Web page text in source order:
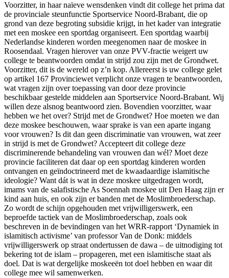
Voorzitter, in haar naïeve wensdenken vindt dit college het prima dat
de provinciale steunfunctie Sportservice Noord-Brabant, die op
grond van deze begroting subsidie krijgt, in het kader van integratie
met een moskee een sportdag organiseert. Een sportdag waarbij
Nederlandse kinderen worden meegenomen naar de moskee in
Roosendaal. Vragen hierover van onze PVV-fractie weigert uw
college te beantwoorden omdat in strijd zou zijn met de Grondwet.
Voorzitter, dit is de wereld op z’n kop. Allereerst is uw college gelet
op artikel 167 Provinciewet verplicht onze vragen te beantwoorden,
wat vragen zijn over toepassing van door deze provincie
beschikbaar gestelde middelen aan Sportservice Noord-Brabant. Wij
willen deze alsnog beantwoord zien. Bovendien voorzitter, waar
hebben we het over? Strijd met de Grondwet? Hoe moeten we dan
deze moskee beschouwen, waar sprake is van een aparte ingang
voor vrouwen? Is dit dan geen discriminatie van vrouwen, wat zeer
in strijd is met de Grondwet? Accepteert dit college deze
discriminerende behandeling van vrouwen dan wél? Moet deze
provincie faciliteren dat daar op een sportdag kinderen worden
ontvangen en geïndoctrineerd met de kwaadaardige islamitische
ideologie? Want dát is wat in deze moskee uitgedragen wordt,
imams van de salafistische As Soennah moskee uit Den Haag zijn er
kind aan huis, en ook zijn er banden met de Moslimbroederschap.
Zo wordt de schijn opgehouden met vrijwilligerswerk, een
beproefde tactiek van de Moslimbroederschap, zoals ook
beschreven in de bevindingen van het WRR-rapport ‘Dynamiek in
islamitisch activisme’ van professor Van de Donk: middels
vrijwilligerswerk op straat ondertussen de dawa – de uitnodiging tot
bekering tot de islam – propageren, met een islamitische staat als
doel. Dat is wat dergelijke moskeeën tot doel hebben en waar dit
college mee wil samenwerken.